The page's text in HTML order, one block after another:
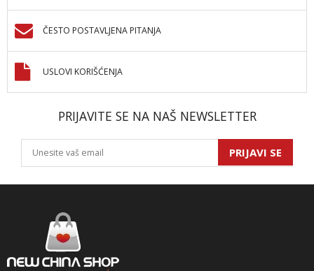
ČESTO POSTAVLJENA PITANJA
USLOVI KORIŠĆENJA
PRIJAVITE SE NA NAŠ NEWSLETTER
PRIJAVI SE